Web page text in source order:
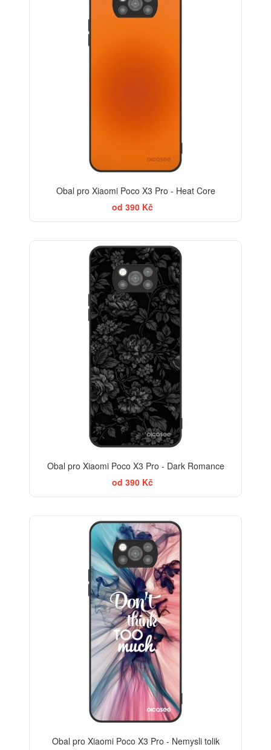
Obal pro Xiaomi Poco X3 Pro - Heat Core
od 390 Kč
Obal pro Xiaomi Poco X3 Pro - Dark Romance
od 390 Kč
Obal pro Xiaomi Poco X3 Pro - Nemysli tolik